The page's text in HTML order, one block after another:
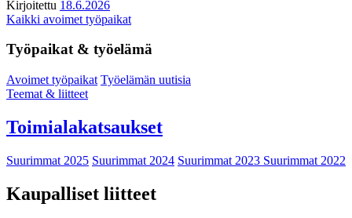
Kirjoitettu 18.6.2026
Kaikki avoimet työpaikat
Työpaikat & työelämä
Avoimet työpaikat Työelämän uutisia
Teemat & liitteet
Toimialakatsaukset
Suurimmat 2025 Suurimmat 2024 Suurimmat 2023 Suurimmat 2022
Kaupalliset liitteet